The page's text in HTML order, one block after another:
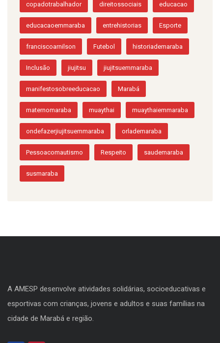
copadotrabalhador direitossociais educacao
educacaoemmaraba entrehistorias Esporte
franciscoarnilson Futebol historiademaraba
Inclusão jiujitsu jiujitsuemmaraba
manifestosobreeducacao Marabá
maternomaraba muaythai muaythaiemmaraba
ondefazerjiujitsuemmaraba orlademaraba
Pessoacomautismo Respeito saudemaraba
susmaraba
A AMESP desenvolve atividades solidárias, socioeducativas e
esportivas com crianças, jovens e adultos e suas famílias na
cidade de Marabá e região.